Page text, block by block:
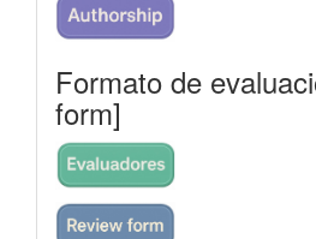
Formato de
form]